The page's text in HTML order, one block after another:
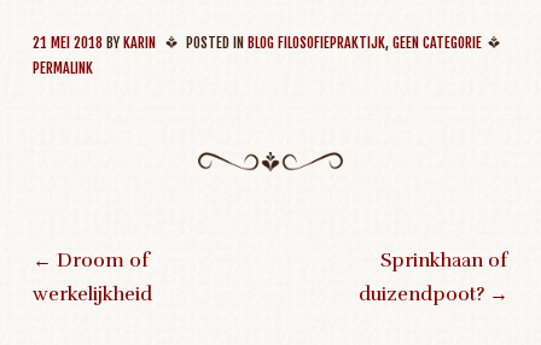
21 MEI 2018BY KARIN POSTED INBLOG FILOSOFIEPRAKTIJK,GEEN CATEGORIE
PERMALINK
Post navigation
← Droom of
werkelijkheid
Sprinkhaan of
duizendpoot? →